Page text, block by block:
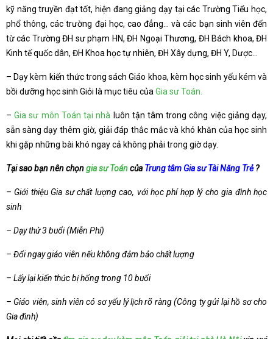
kỹ năng truyền đạt tốt, hiện đang giảng dạy tại các Trường Tiểu học,
phổ thông, các trường đại học, cao đẳng… và các bạn sinh viên đến
từ các Trường ĐH sư phạm HN, ĐH Ngoại Thương, ĐH Bách khoa, ĐH
Kinh tế quốc dân, ĐH Khoa học tự nhiên, ĐH Xây dựng, ĐH Y, Dược…
– Dạy kèm kiến thức trong sách Giáo khoa, kèm học sinh yếu kém và
bồi dưỡng học sinh Giỏi là mục tiêu của Gia sư Toán.
–Gia sư môn Toán tại nhà luôn tận tâm trong công việc giảng dạy,
sẵn sàng dạy thêm giờ, giải đáp thắc mắc và khó khăn của học sinh
khi gặp những bài khó ngay cả không phải trong giờ dạy.
Tại sao bạn nên chọngia sư Toáncủa Trung tâm Gia sư Tài Năng Trẻ?
– Giới thiệu Gia sư chất lượng cao, với học phí hợp lý cho gia đình học
sinh
– Dạy thử 3 buổi (Miễn Phí)
– Đổi ngay giáo viên nếu không đảm bảo chất lượng
– Lấy lại kiến thức bị hổng trong 10 buổi
– Giáo viên, sinh viên có sơ yếu lý lịch rõ ràng (Công ty gửi lại hồ sơ cho
Gia đình)